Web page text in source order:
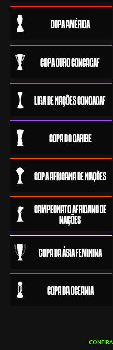
COPA AMÉRICA
COPA OURO CONCACAF
LIGA DE NAÇÕES CONCACAF
COPA DO CARIBE
COPA AFRICANA DE NAÇÕES
CAMPEONATO AFRICANO DE
NAÇÕES
COPA DA ÁSIA FEMININA
COPA DA OCEANIA